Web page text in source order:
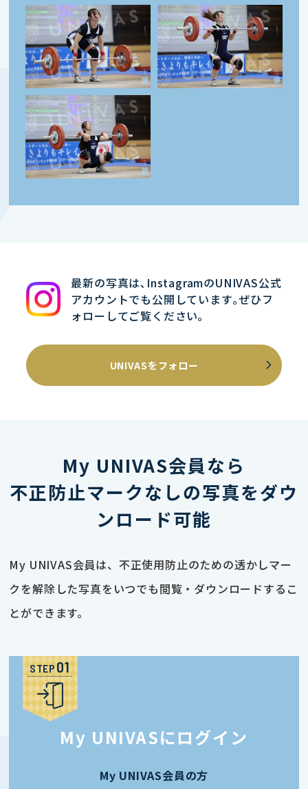
最新の写真は､InstagramのUNIVAS公式
アカウントでも公開しています｡ぜひフ
ォローしてご覧ください｡
UNIVASをフォロー
My UNIVAS会員なら
不正防止マークなしの写真をダウ
ンロード可能
My UNIVAS会員は、不正使用防止のための透かしマー
クを解除した写真をいつでも閲覧・ダウンロードするこ
とができます。
STEP
My UNIVASにログイン
My UNIVAS会員の方